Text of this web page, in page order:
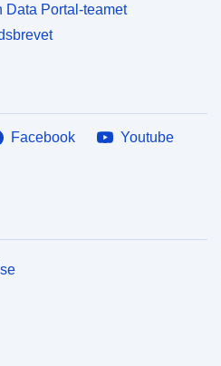
Data Portal-teamet
Facebook
Youtube